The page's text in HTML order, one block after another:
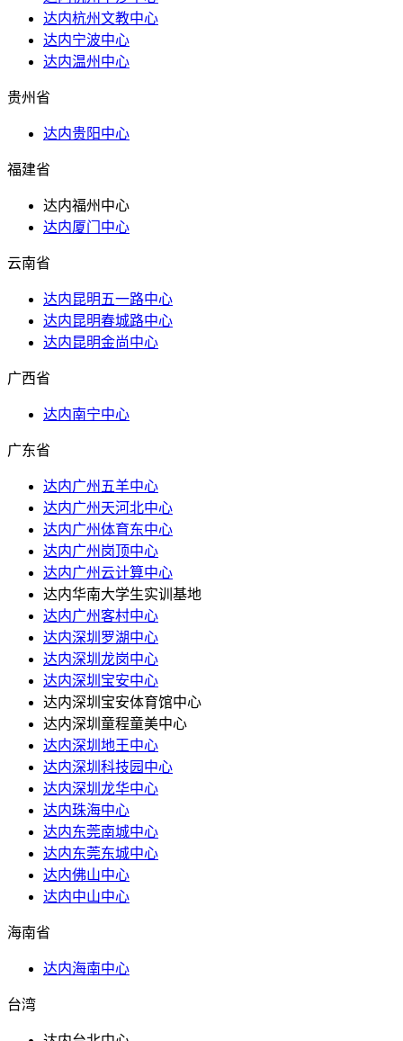
达内杭州文教中心
达内宁波中心
达内温州中心
贵州省
达内贵阳中心
福建省
达内福州中心
达内厦门中心
云南省
达内昆明五一路中心
达内昆明春城路中心
达内昆明金尚中心
广西省
达内南宁中心
广东省
达内广州五羊中心
达内广州天河北中心
达内广州体育东中心
达内广州岗顶中心
达内广州云计算中心
达内华南大学生实训基地
达内广州客村中心
达内深圳罗湖中心
达内深圳龙岗中心
达内深圳宝安中心
达内深圳宝安体育馆中心
达内深圳童程童美中心
达内深圳地王中心
达内深圳科技园中心
达内深圳龙华中心
达内珠海中心
达内东莞南城中心
达内东莞东城中心
达内佛山中心
达内中山中心
海南省
达内海南中心
台湾